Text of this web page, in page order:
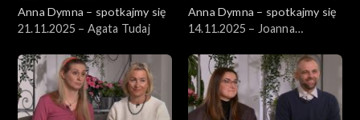
Anna Dymna – spotkajmy się
21.11.2025 – Agata Tudaj
Anna Dymna – spotkajmy się
14.11.2025 – Joanna